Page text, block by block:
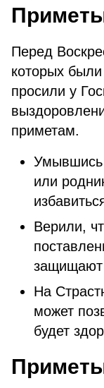
Перед
которых
просили у
приметам.
Умывшись
или
Верили,
защищают
На
может
будет